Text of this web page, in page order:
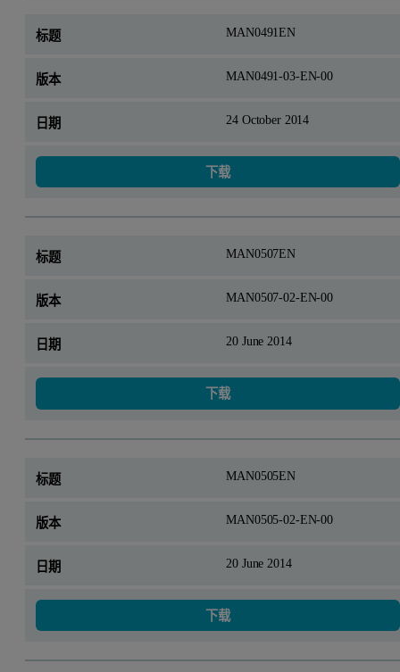
MAN0491EN
MAN0491-03-EN-00
24 October 2014
下载
MAN0507EN
MAN0507-02-EN-00
20 June 2014
下载
MAN0505EN
MAN0505-02-EN-00
20 June 2014
下载